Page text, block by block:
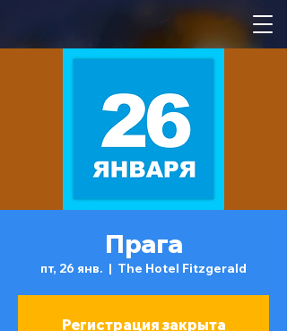
Прага
пт, 26 янв.
  |
The Hotel Fitzgerald
Регистрация закрыта